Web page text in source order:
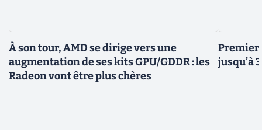
À son tour, AMD se dirige vers une
augmentation de ses kits GPU/GDDR : les
Radeon vont être plus chères
jusqu’à